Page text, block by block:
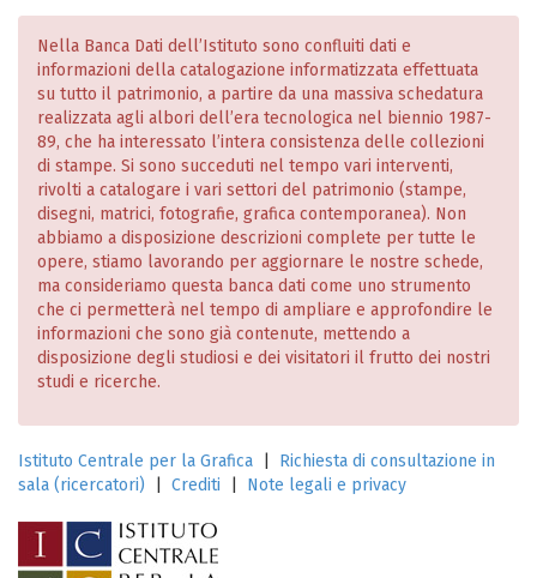
Nella Banca Dati dell’Istituto sono confluiti dati e
informazioni della catalogazione informatizzata effettuata
su tutto il patrimonio, a partire da una massiva schedatura
realizzata agli albori dell’era tecnologica nel biennio 1987-
89, che ha interessato l’intera consistenza delle collezioni
di stampe. Si sono succeduti nel tempo vari interventi,
rivolti a catalogare i vari settori del patrimonio (stampe,
disegni, matrici, fotografie, grafica contemporanea). Non
abbiamo a disposizione descrizioni complete per tutte le
opere, stiamo lavorando per aggiornare le nostre schede,
ma consideriamo questa banca dati come uno strumento
che ci permetterà nel tempo di ampliare e approfondire le
informazioni che sono già contenute, mettendo a
disposizione degli studiosi e dei visitatori il frutto dei nostri
studi e ricerche.
Istituto Centrale per la Grafica
Richiesta di consultazione in
sala (ricercatori)
Crediti Note legali e privacy